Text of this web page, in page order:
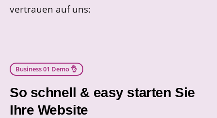
vertrauen auf uns:
Business 01 Demo 👌
So schnell & easy starten Sie
Ihre Website